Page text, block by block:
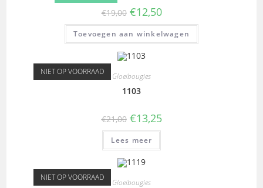
€19,00 €12,50
Toevoegen aan winkelwagen
NIET OP VOORRAAD Gloeibougies
1103
€21,00 €13,25
Lees meer
NIET OP VOORRAAD Gloeibougies